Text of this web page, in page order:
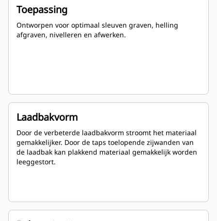
Toepassing
Ontworpen voor optimaal sleuven graven, helling
afgraven, nivelleren en afwerken.
Laadbakvorm
Door de verbeterde laadbakvorm stroomt het materiaal
gemakkelijker. Door de taps toelopende zijwanden van
de laadbak kan plakkend materiaal gemakkelijk worden
leeggestort.